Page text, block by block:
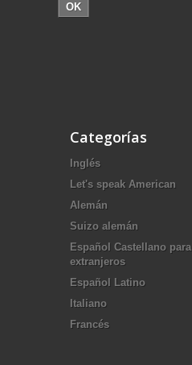
OK
Categorías
Inglés
Let's speak American
Alemán
Suizo alemán
Español Castellano para
extranjeros
Español Latino
Italiano
Francés